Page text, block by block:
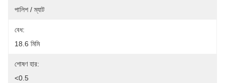
পালিশ / ম্যাট
বেধ:
18.6 মিমি
শোষণ হার:
<0.5